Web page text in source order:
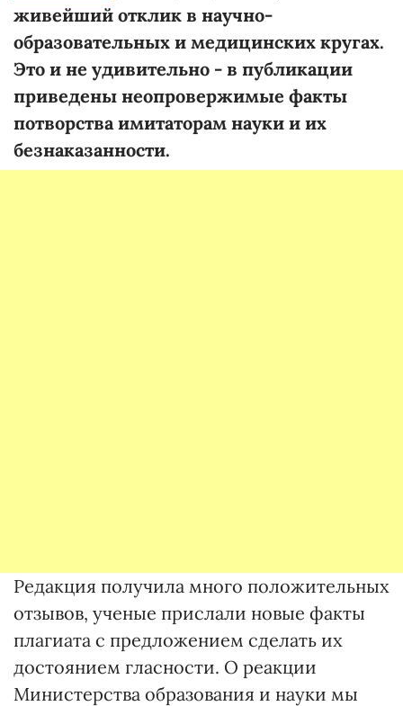
живейший отклик в научно-
образовательных и медицинских кругах.
Это и не удивительно - в публикации
приведены неопровержимые факты
потворства имитаторам науки и их
безнаказанности.
Редакция получила много положительных
отзывов, ученые прислали новые факты
плагиата с предложением сделать их
достоянием гласности. О реакции
Министерства образования и науки мы